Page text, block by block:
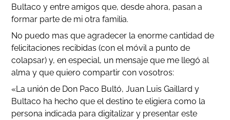
Bultaco y entre amigos que, desde ahora, pasan a
formar parte de mi otra familia.
No puedo mas que agradecer la enorme cantidad de
felicitaciones recibidas (con el móvil a punto de
colapsar) y, en especial, un mensaje que me llegó al
alma y que quiero compartir con vosotros:
«La unión de Don Paco Bultó, Juan Luis Gaillard y
Bultaco ha hecho que el destino te eligiera como la
persona indicada para digitalizar y presentar este